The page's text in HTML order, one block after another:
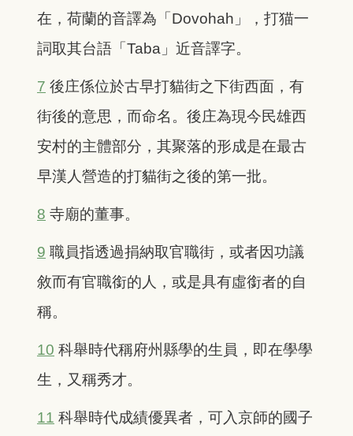
在，荷蘭的音譯為「Dovohah」，打猫一
詞取其台語「Taba」近音譯字。
7 後庄係位於古早打貓街之下街西面，有
街後的意思，而命名。後庄為現今民雄西
安村的主體部分，其聚落的形成是在最古
早漢人營造的打貓街之後的第一批。
8 寺廟的董事。
9 職員指透過捐納取官職街，或者因功議
敘而有官職銜的人，或是具有虛銜者的自
稱。
10 科舉時代稱府州縣學的生員，即在學學
生，又稱秀才。
11 科舉時代成績優異者，可入京師的國子